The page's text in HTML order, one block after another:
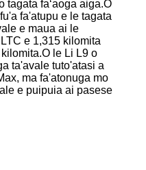
tagata faʻaoga aiga.O
fa'atupu e le tagata
e maua ai le
e 1,315 kilomita
le Li L9 o
ta'avale tuto'atasi a
ma fa'atonuga mo
e puipuia ai pasese